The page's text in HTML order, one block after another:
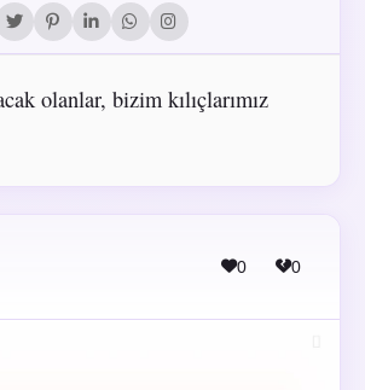
olanlar, bizim kılıçlarımız
0 0